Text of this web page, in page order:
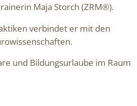
Maja Storch (ZRM®).
verbindet er mit den
und Bildungsurlaube im Raum